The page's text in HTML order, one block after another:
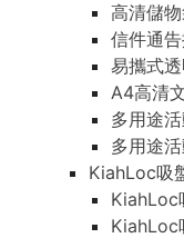
高清儲
信件通
易攜式
A4高清
多用途
多用途
KiahLoc吸
KiahLoc
KiahLoc